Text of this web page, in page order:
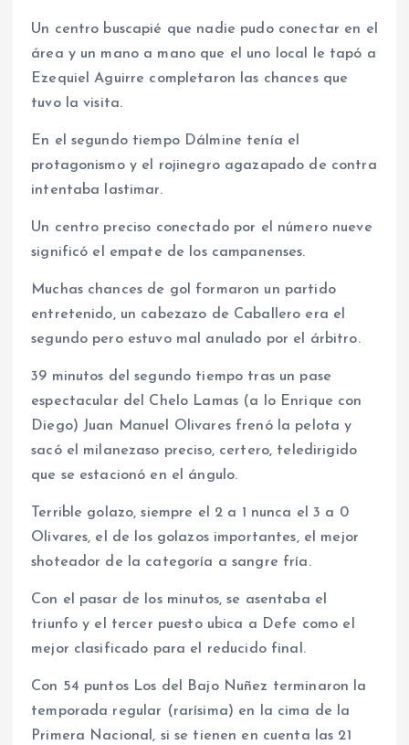
Un centro buscapié que nadie pudo conectar en el
área y un mano a mano que el uno local le tapó a
Ezequiel Aguirre completaron las chances que
tuvo la visita.
En el segundo tiempo Dálmine tenía el
protagonismo y el rojinegro agazapado de contra
intentaba lastimar.
Un centro preciso conectado por el número nueve
significó el empate de los campanenses.
Muchas chances de gol formaron un partido
entretenido, un cabezazo de Caballero era el
segundo pero estuvo mal anulado por el árbitro.
39 minutos del segundo tiempo tras un pase
espectacular del Chelo Lamas (a lo Enrique con
Diego) Juan Manuel Olivares frenó la pelota y
sacó el milanezaso preciso, certero, teledirigido
que se estacionó en el ángulo.
Terrible golazo, siempre el 2 a 1 nunca el 3 a 0
Olivares, el de los golazos importantes, el mejor
shoteador de la categoría a sangre fría.
Con el pasar de los minutos, se asentaba el
triunfo y el tercer puesto ubica a Defe como el
mejor clasificado para el reducido final.
Con 54 puntos Los del Bajo Nuñez terminaron la
temporada regular (rarísima) en la cima de la
Primera Nacional, si se tienen en cuenta las 21